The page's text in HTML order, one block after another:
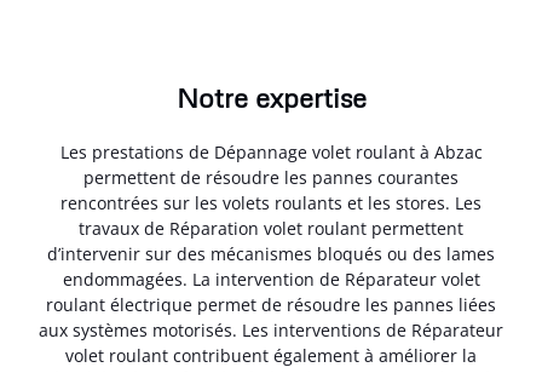
Notre expertise
Les prestations de Dépannage volet roulant à Abzac
permettent de résoudre les pannes courantes
rencontrées sur les volets roulants et les stores. Les
travaux de Réparation volet roulant permettent
d’intervenir sur des mécanismes bloqués ou des lames
endommagées. La intervention de Réparateur volet
roulant électrique permet de résoudre les pannes liées
aux systèmes motorisés. Les interventions de Réparateur
volet roulant contribuent également à améliorer la